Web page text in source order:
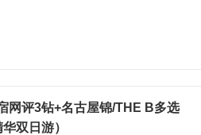
等历史
网评3钻+名古屋锦/THE B多选
双日游）